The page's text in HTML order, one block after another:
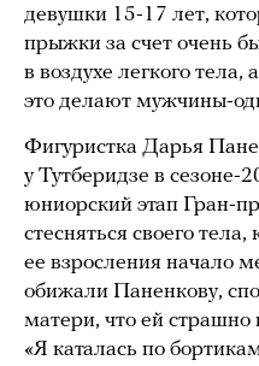
девушки 15-17 лет,
прыжки за счет очень
в воздухе легкого
это делают мужчины-
Фигуристка Дарья
у Тутберидзе в сезоне-
юниорский этап Гран-
стесняться своего
ее взросления начало
обижали Паненкову,
матери, что ей страшно
«Я каталась по